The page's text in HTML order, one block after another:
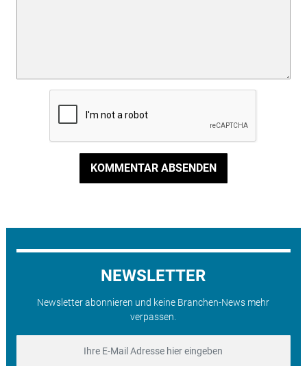
KOMMENTAR ABSENDEN
NEWSLETTER
Newsletter abonnieren und keine Branchen-News mehr
verpassen.